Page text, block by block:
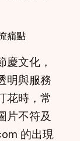
痛點
慶文化，
明與服務
花時，常
片不符及
的出現